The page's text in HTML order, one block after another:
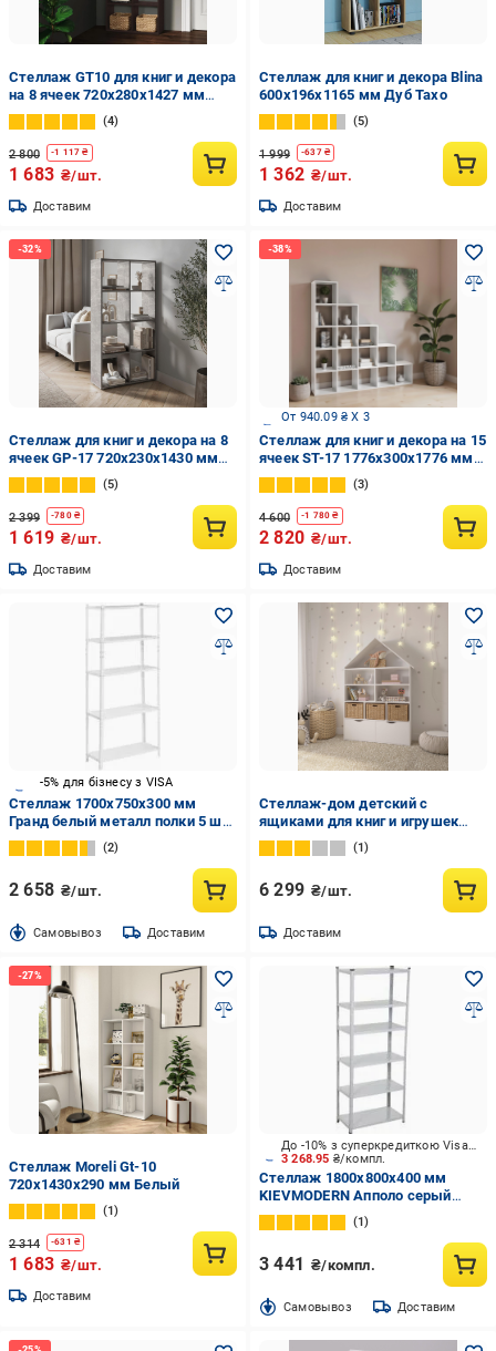
Стеллаж GT10 для книг и декора
на 8 ячеек 720х280х1427 мм
ДСП 16 мм Венге Магия
(20320157)
4
2 800 -1 117 ₴
1 683 ₴/шт.
Доставим
Стеллаж для книг и декора Blina
600х196х1165 мм Дуб Тахо
5
1 999 -637₴
1 362 ₴/шт.
Доставим
Стеллаж для книг и декора на 8
ячеек GP-17 720х230х1430 мм
Бетон
5
2 399 -780₴
1 619 ₴/шт.
Доставим
От 940.09 ₴ X 3
Стеллаж для книг и декора на 15
ячеек ST-17 1776х300х1776 мм
Белый
3
4 600 -1 780 ₴
2 820 ₴/шт.
Доставим
-5% для бізнесу з VISA
Стеллаж 1700x750x300 мм
Гранд белый металл полки 5 шт.
крашенный
2
2 658 ₴/шт.
Cамовывоз Доставим
Стеллаж-дом детский с
ящиками для книг и игрушек
155х100х30 см Белый (DP-7)
1
6 299 ₴/шт.
Доставим
Стеллаж Moreli Gt-10
720x1430x290 мм Белый
1
2 314 -631 ₴
1 683 ₴/шт.
Доставим
3 268.95 ₴/компл.
До -10% з суперкредиткою Visa Вигода
Стеллаж 1800x800x400 мм
KIEVMODERN Апполо серый
металл полки 6 шт. крашенный
1
3 441 ₴/компл.
Cамовывоз Доставим